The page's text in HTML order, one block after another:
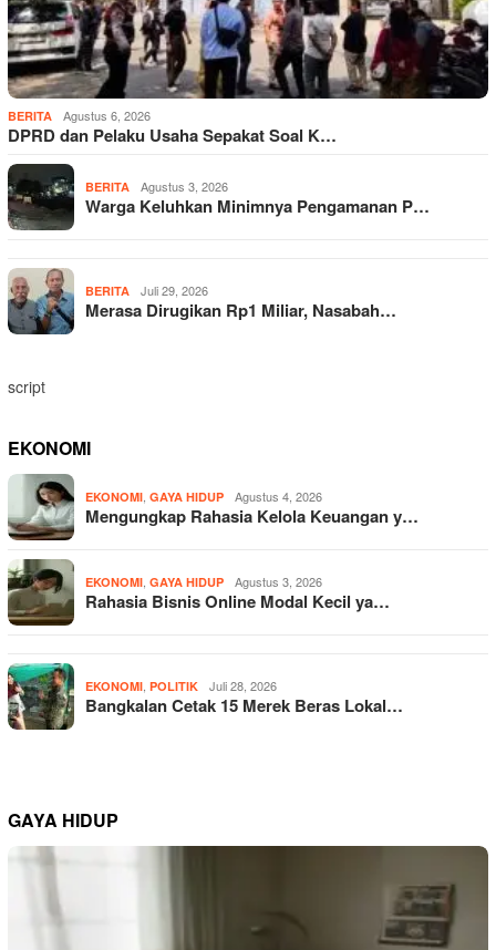
BERITA Agustus 6, 2026
DPRD dan Pelaku Usaha Sepakat Soal K…
BERITA Agustus 3, 2026
Warga Keluhkan Minimnya Pengamanan P…
BERITA Juli 29, 2026
Merasa Dirugikan Rp1 Miliar, Nasabah…
script
EKONOMI
EKONOMI, GAYA HIDUP Agustus 4, 2026
Mengungkap Rahasia Kelola Keuangan y…
EKONOMI, GAYA HIDUP Agustus 3, 2026
Rahasia Bisnis Online Modal Kecil ya…
EKONOMI, POLITIK Juli 28, 2026
Bangkalan Cetak 15 Merek Beras Lokal…
GAYA HIDUP